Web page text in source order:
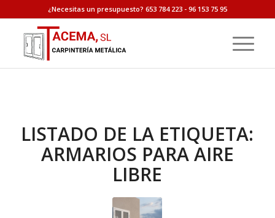
¿Necesitas un presupuesto? 653 784 223 - 96 153 75 95
LISTADO DE LA ETIQUETA:
ARMARIOS PARA AIRE
LIBRE